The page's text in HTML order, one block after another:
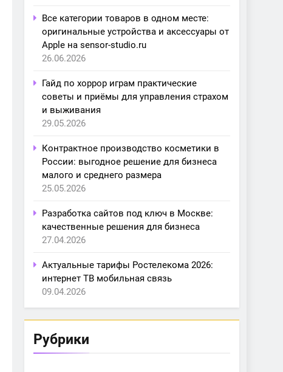
Все категории товаров в одном месте:
оригинальные устройства и аксессуары от
Apple на sensor-studio.ru
26.06.2026
Гайд по хоррор играм практические
советы и приёмы для управления страхом
и выживания
29.05.2026
Контрактное производство косметики в
России: выгодное решение для бизнеса
малого и среднего размера
25.05.2026
Разработка сайтов под ключ в Москве:
качественные решения для бизнеса
27.04.2026
Актуальные тарифы Ростелекома 2026:
интернет ТВ мобильная связь
09.04.2026
Рубрики